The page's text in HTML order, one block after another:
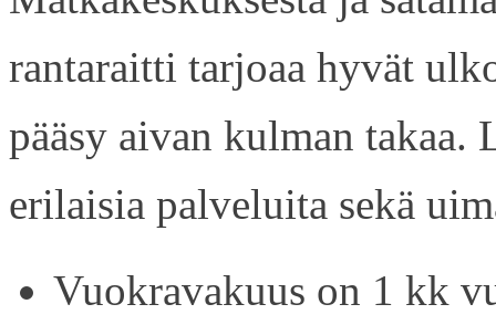
rantaraitti tarjoaa hyvät
pääsy aivan kulman
erilaisia palveluita sekä
Vuokravakuus on 1 kk